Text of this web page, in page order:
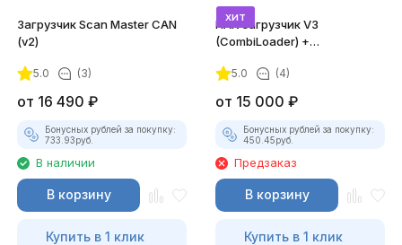
Загрузчик Scan Master CAN
(v2)
5.0 (3)
от 16 490 ₽
Бонусных рублей за покупку:
733.93руб.
В наличии
В корзину
Купить в 1 клик
хит
ПАК загрузчик V3
(CombiLoader) +
5.0 (4)
от 15 000 ₽
Бонусных рублей за покупку:
450.45руб.
Предзаказ
В корзину
Купить в 1 клик